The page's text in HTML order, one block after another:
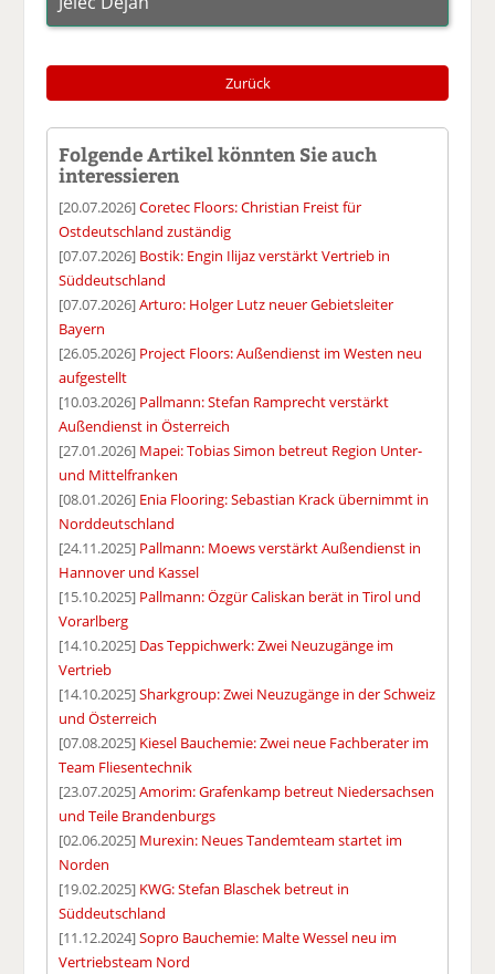
Zurück
Folgende Artikel könnten Sie auch
interessieren
[20.07.2026]Coretec Floors: Christian Freist für
Ostdeutschland zuständig
[07.07.2026] Bostik: Engin Ilijaz verstärkt Vertrieb in
Süddeutschland
[07.07.2026]Arturo: Holger Lutz neuer Gebietsleiter
Bayern
[26.05.2026] Project Floors: Außendienst im Westen neu
aufgestellt
[10.03.2026] Pallmann: Stefan Ramprecht verstärkt
Außendienst in Österreich
[27.01.2026] Mapei: Tobias Simon betreut Region Unter-
und Mittelfranken
[08.01.2026] Enia Flooring: Sebastian Krack übernimmt in
Norddeutschland
[24.11.2025] Pallmann: Moews verstärkt Außendienst in
Hannover und Kassel
[15.10.2025] Pallmann: Özgür Caliskan berät in Tirol und
Vorarlberg
[14.10.2025] Das Teppichwerk: Zwei Neuzugänge im
Vertrieb
[14.10.2025]Sharkgroup: Zwei Neuzugänge in der Schweiz
und Österreich
[07.08.2025] Kiesel Bauchemie: Zwei neue Fachberater im
Team Fliesentechnik
[23.07.2025]Amorim: Grafenkamp betreut Niedersachsen
und Teile Brandenburgs
[02.06.2025] Murexin: Neues Tandemteam startet im
Norden
[19.02.2025] KWG: Stefan Blaschek betreut in
Süddeutschland
[11.12.2024]Sopro Bauchemie: Malte Wessel neu im
Vertriebsteam Nord